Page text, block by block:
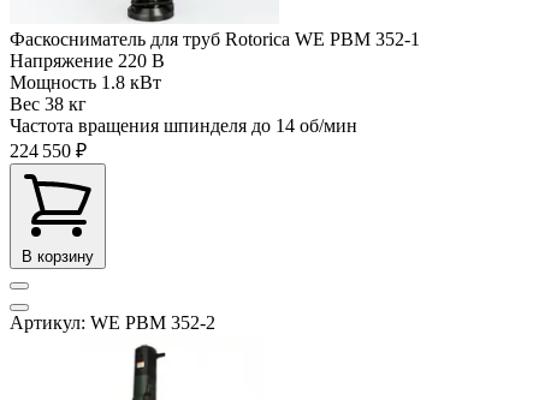
Фаскосниматель для труб Rotorica WE PBM 352-1
Напряжение 220 В
Мощность 1.8 кВт
Вес 38 кг
Частота вращения шпинделя до 14 об/мин
224 550 ₽
В корзину
Артикул: WE PBM 352-2